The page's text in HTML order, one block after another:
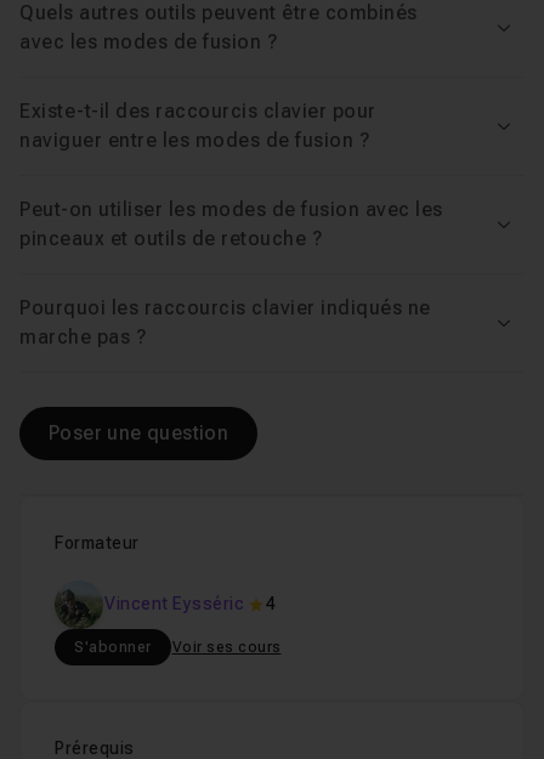
Formateur
Vincent Eysséric 4
S'abonner Voir ses cours
Prérequis
Quels autres outils peuvent être combinés
avec les modes de fusion ?
Existe-t-il des raccourcis clavier pour
naviguer entre les modes de fusion ?
Peut-on utiliser les modes de fusion avec les
pinceaux et outils de retouche ?
Pourquoi les raccourcis clavier indiqués ne
marche pas ?
Poser une question